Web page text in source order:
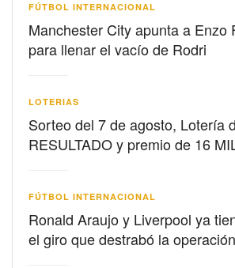
FÚTBOL INTERNACIONAL
Manchester City apunta a Enzo
para llenar el vacío de Rodri
LOTERIAS
Sorteo del 7 de agosto, Lotería
RESULTADO y premio de 16
FÚTBOL INTERNACIONAL
Ronald Araujo y Liverpool ya
el giro que destrabó la operación